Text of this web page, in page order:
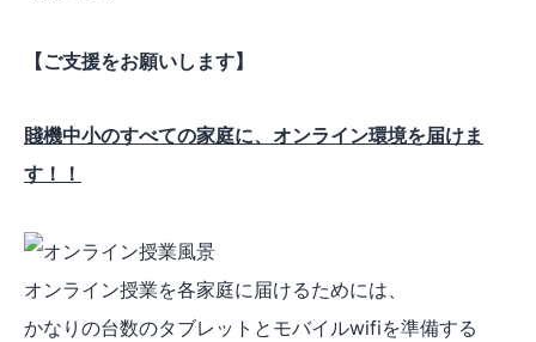
【ご支援をお願いします】
賤機中小のすべての家庭に、オンライン環境を届けま
す！！
オンライン授業を各家庭に届けるためには、
かなりの台数のタブレットとモバイルwifiを準備する